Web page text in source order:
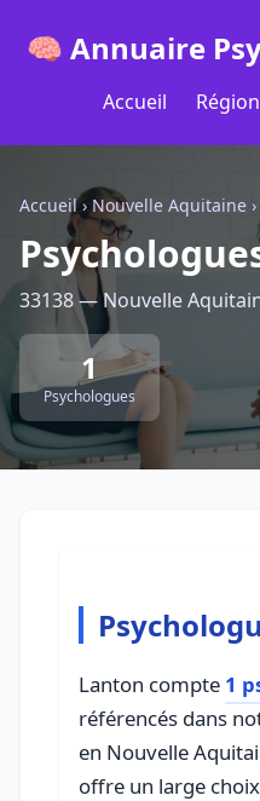
🧠 Annuaire
Accueil
Accueil› Nouvelle Aquitaine ›
33138 — Nouvelle
1
Psychologues
Lanton compte 1
référencés dans
en Nouvelle
offre un large